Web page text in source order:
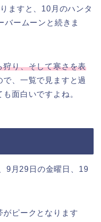
ますと、10月のハンタ
バームーンと続きま
狩り、そして寒さを表
で、一覧で見ますと過
面白いですよね。
9月29日の金曜日、19
がピークとなります